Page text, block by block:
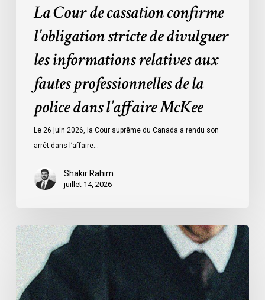
police
dans
McKee
La Cour de cassation confirme
l’obligation stricte de divulguer
les informations relatives aux
fautes professionnelles de la
police dans l’affaire McKee
Le 26 juin 2026, la Cour suprême du Canada a rendu son
arrêt dans l’affaire…
Shakir Rahim
juillet 14, 2026
L’Association
canadienne
des
libertés
civiles